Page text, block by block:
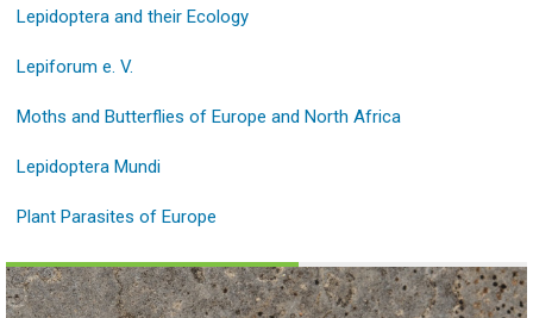
Lepidoptera and their Ecology
Lepiforum e. V.
Moths and Butterflies of Europe and North Africa
Lepidoptera Mundi
Plant Parasites of Europe